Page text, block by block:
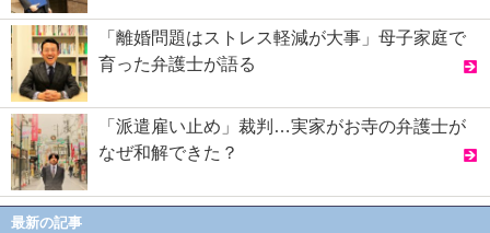
「離婚問題はストレス軽減が大事」母子家庭で
育った弁護士が語る
「派遣雇い止め」裁判…実家がお寺の弁護士が
なぜ和解できた？
最新の記事